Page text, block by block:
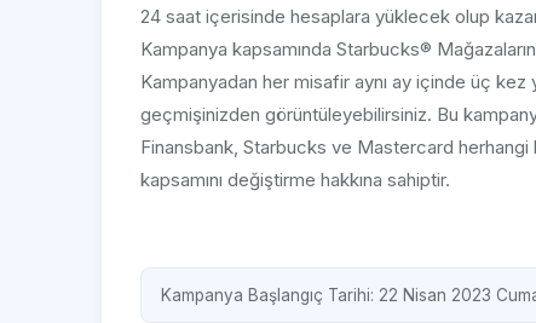
24 saat içerisinde hesaplara yüklecek olup
Kampanya kapsamında Starbucks®
Kampanyadan her misafir aynı ay içinde üç kez
geçmişinizden görüntüleyebilirsiniz. Bu
Finansbank, Starbucks ve Mastercard herhangi
kapsamını değiştirme hakkına sahiptir.
Kampanya Başlangıç Tarihi: 22 Nisan 2023